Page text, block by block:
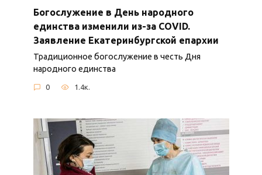
Богослужение в День народного
единства изменили из-за COVID.
Заявление Екатеринбургской епархии
Традиционное богослужение в честь Дня
народного единства
0 1.4к.